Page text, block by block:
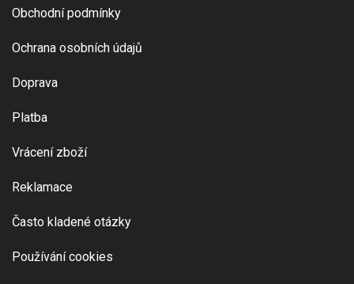
Obchodní podmínky
Ochrana osobních údajů
Doprava
Platba
Vrácení zboží
Reklamace
Často kladené otázky
Používání cookies